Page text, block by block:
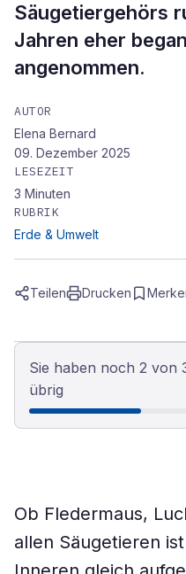
Säugetiergehörs
Jahren eher
angenommen.
AUTOR
Elena Bernard
09. Dezember 2025
LESEZEIT
3 Minuten
RUBRIK
Erde & Umwelt
Teilen Drucken
Sie haben noch 2 von
übrig
Ob Fledermaus,
allen Säugetieren